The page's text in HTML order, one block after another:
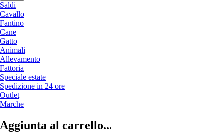
Saldi
Cavallo
Fantino
Cane
Gatto
Animali
Allevamento
Fattoria
Speciale estate
Spedizione in 24 ore
Outlet
Marche
Aggiunta al carrello...